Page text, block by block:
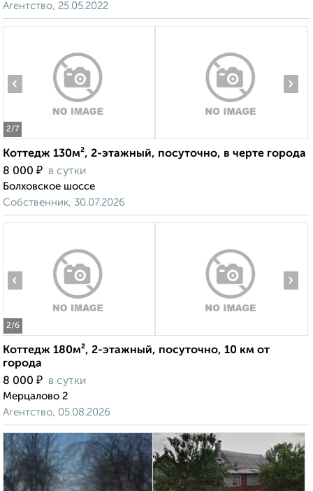
Агентство, 25.05.2022
2/7
‹ ›
Коттедж 130м², 2-этажный, посуточно, в черте города
8 000 ₽ в сутки
Болховское шоссе
Собственник, 30.07.2026
2/6
‹ ›
Коттедж 180м², 2-этажный, посуточно, 10 км от
города
8 000 ₽ в сутки
Мерцалово 2
Агентство, 05.08.2026